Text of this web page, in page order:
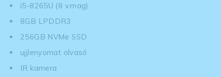
i5-8265U (8 v.mag)
8GB LPDDR3
256GB NVMe SSD
ujjlenyomat olvasó
IR kamera